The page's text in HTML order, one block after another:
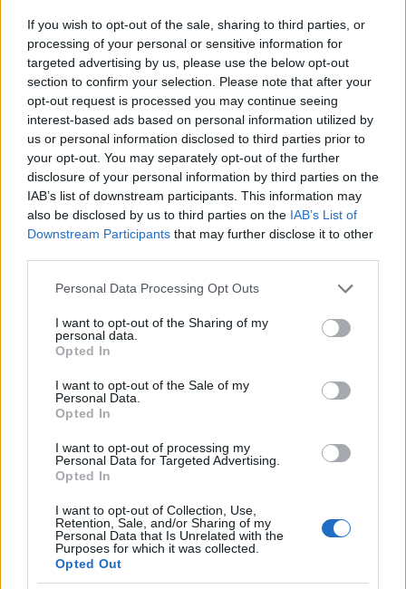
If you wish to opt-out of the sale, sharing to third parties, or
processing of your personal or sensitive information for
targeted advertising by us, please use the below opt-out
section to confirm your selection. Please note that after your
opt-out request is processed you may continue seeing
interest-based ads based on personal information utilized by
us or personal information disclosed to third parties prior to
your opt-out. You may separately opt-out of the further
disclosure of your personal information by third parties on the
IAB’s list of downstream participants. This information may
also be disclosed by us to third parties on the IAB’s List of
Downstream Participants that may further disclose it to other
Please note that this website/app uses one or more Google
not limited to your visit or usage behaviour. You may click to
grant or deny consent to Google and its third-party tags to
use your data for below specified purposes in below Google
consent section.
Personal Data Processing Opt Outs
I want to opt-out of the Sharing of my
personal data.
Opted In
I want to opt-out of the Sale of my
Personal Data.
Opted In
I want to opt-out of processing my
Personal Data for Targeted Advertising.
Opted In
I want to opt-out of Collection, Use,
Retention, Sale, and/or Sharing of my
Personal Data that Is Unrelated with the
Purposes for which it was collected.
Opted Out
részének elején pedig Roach Coleridge jelmezében
mászkál a modern Londonban „lassított
gyorsítással”, Olivia Newton-John örökzöld
slágerének felújított változatára.
Ahogy a bevezetőben mondtam, a költészetet nem
nekem találták ki, így a most következőTörténelmi
(vagy irodalmi?) arcképcsarnokban a két főszereplő
költő és Dorothy életéből csak azokat a részleteket
tárom elétek, amik a film szempontjából relevánsak,
illetve érdekesnek találom őket.